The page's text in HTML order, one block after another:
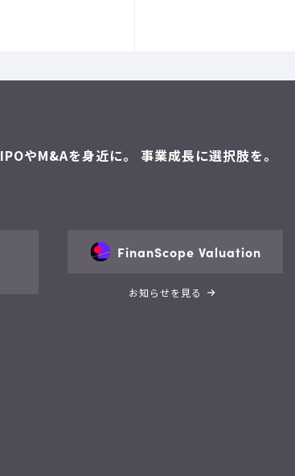
IPOやM&Aを身近に。 事業成長に選択肢を。
FinanScope Valuation
お知らせを見る